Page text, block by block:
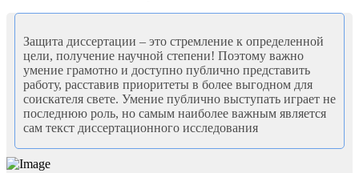
Защита диссертации – это стремление к определенной
цели, получение научной степени! Поэтому важно
умение грамотно и доступно публично представить
работу, расставив приоритеты в более выгодном для
соискателя свете. Умение публично выступать играет не
последнюю роль, но самым наиболее важным является
сам текст диссертационного исследования